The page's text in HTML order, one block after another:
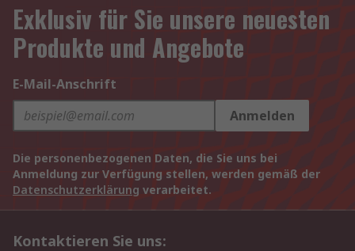
Exklusiv für Sie unsere neuesten
Produkte und Angebote
E-Mail-Anschrift
Anmelden
Die personenbezogenen Daten, die Sie uns bei
Anmeldung zur Verfügung stellen, werden gemäß der
Datenschutzerklärung verarbeitet.
Kontaktieren Sie uns: